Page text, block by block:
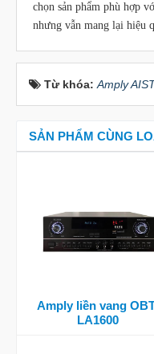
chọn sản phẩm phù hợp
nhưng vẫn mang lại hiệu
Từ khóa: Amply
SẢN PHẨM CÙNG
Amply liền vang
LA1600